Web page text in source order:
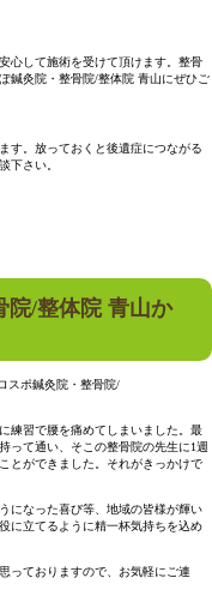
心して施術を受けて頂けます。整骨
鍼灸院・整骨院/整体院 青山にぜひご
す。放っておくと後遺症につながる
下さい。
院/整体院 青山か
スポ鍼灸院・整骨院/
練習で腰を痛めてしまいました。最
って通い、そこの整骨院の先生に1週
とができました。それがきっかけで
になった喜び等、地域の皆様が輝い
に立てるように精一杯気持ちを込め
っておりますので、お気軽にご連